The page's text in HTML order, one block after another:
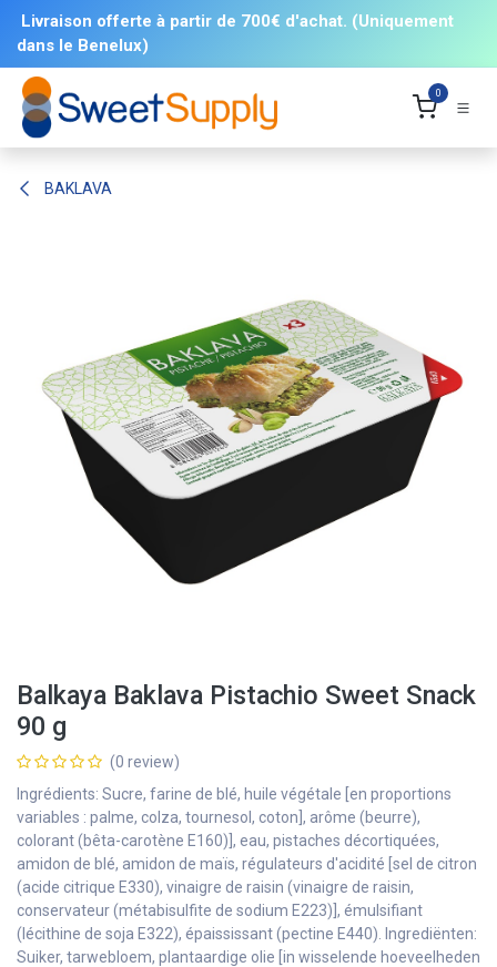
Livraison offerte à partir de 700€ d'achat. (Uniquement
dans le Benelux)
0
BAKLAVA
Balkaya Baklava Pistachio Sweet Snack
90 g
(0 review)
Ingrédients: Sucre, farine de blé, huile végétale [en proportions
variables : palme, colza, tournesol, coton], arôme (beurre),
colorant (bêta-carotène E160)], eau, pistaches décortiquées,
amidon de blé, amidon de maïs, régulateurs d'acidité [sel de citron
(acide citrique E330), vinaigre de raisin (vinaigre de raisin,
conservateur (métabisulfite de sodium E223)], émulsifiant
(lécithine de soja E322), épaississant (pectine E440). Ingrediënten:
Suiker, tarwebloem, plantaardige olie [in wisselende hoeveelheden